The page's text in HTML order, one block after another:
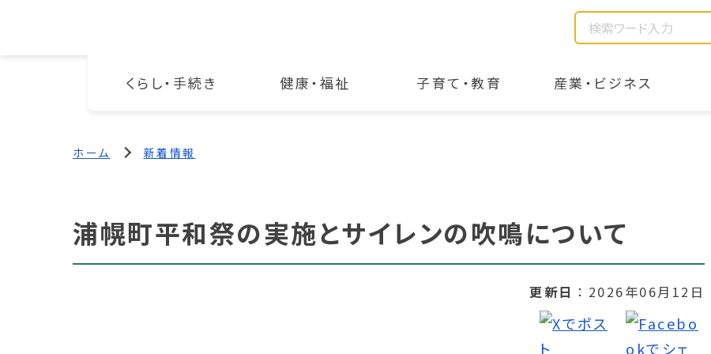
くらし・手続き 健康・福祉 子育て・教育 産業・ビジネス
ホーム 新着情報
浦幌町平和祭の実施とサイレンの吹鳴について
更新日 2026年06月12日